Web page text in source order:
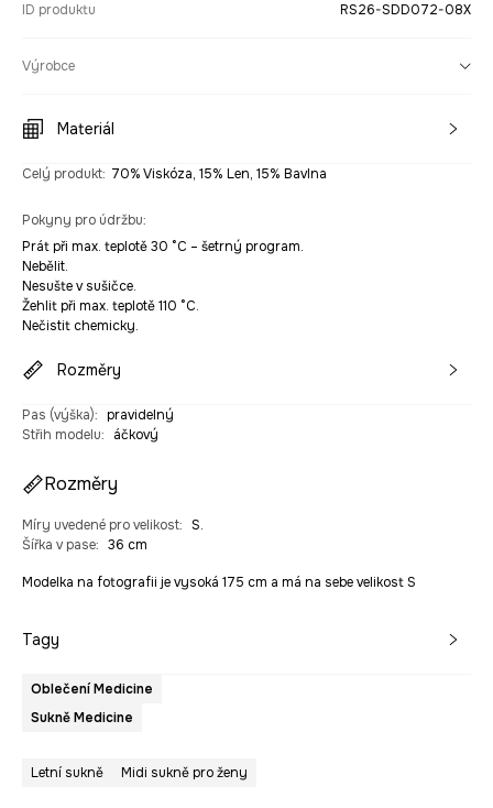
ID produktu RS26-SDD072-08X
Výrobce
Materiál
Celý produkt: 70% Viskóza, 15% Len, 15% Bavlna
Pokyny pro údržbu:
Prát při max. teplotě 30 °C – šetrný program.
Nebělit.
Nesušte v sušičce.
Žehlit při max. teplotě 110 °C.
Nečistit chemicky.
Rozměry
Pas (výška): pravidelný
Střih modelu: áčkový
Rozměry
Míry uvedené pro velikost: S.
Šířka v pase: 36 cm
Modelka na fotografii je vysoká 175 cm a má na sebe velikost S
Tagy
Oblečení Medicine
Sukně Medicine
Letní sukně Midi sukně pro ženy